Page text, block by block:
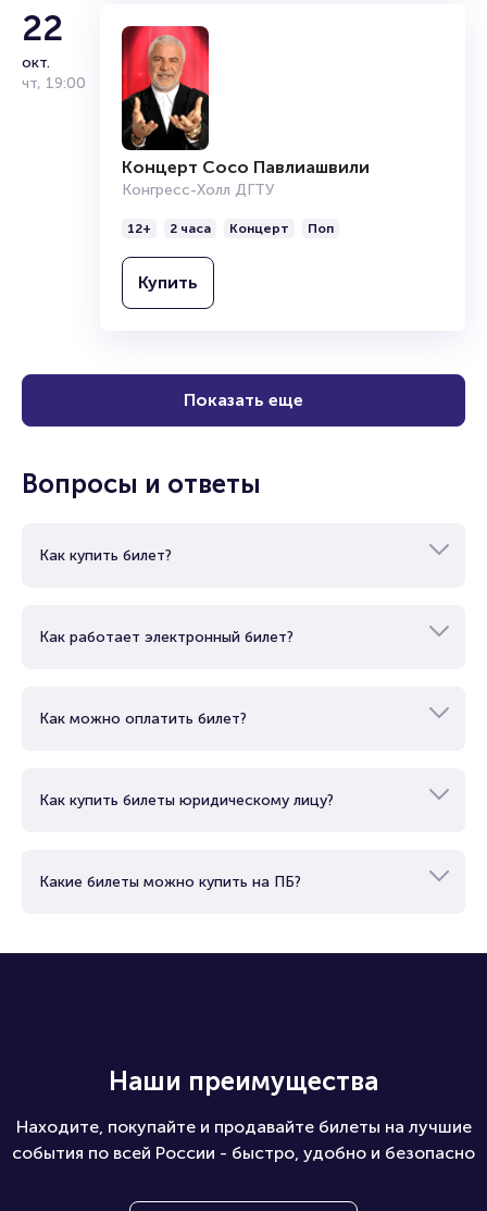
22
окт.
чт, 19:00
Концерт Сосо Павлиашвили
Конгресс-Холл ДГТУ
12+ 2 часа Концерт Поп
Купить
Показать еще
Вопросы и ответы
Как купить билет?
Как работает электронный билет?
Как можно оплатить билет?
Как купить билеты юридическому лицу?
Какие билеты можно купить на ПБ?
Наши преимущества
Находите, покупайте и продавайте билеты на лучшие
события по всей России - быстро, удобно и безопасно